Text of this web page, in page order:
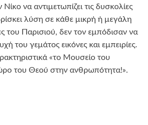
Νίκο να αντιμετωπίζει τις δυσκολίες
λύση σε κάθε μικρή ή μεγάλη
του Παρισιού, δεν τον εμπόδισαν να
του γεμάτος εικόνες και εμπειρίες.
«το Μουσείο του
του Θεού στην ανθρωπότητα!».